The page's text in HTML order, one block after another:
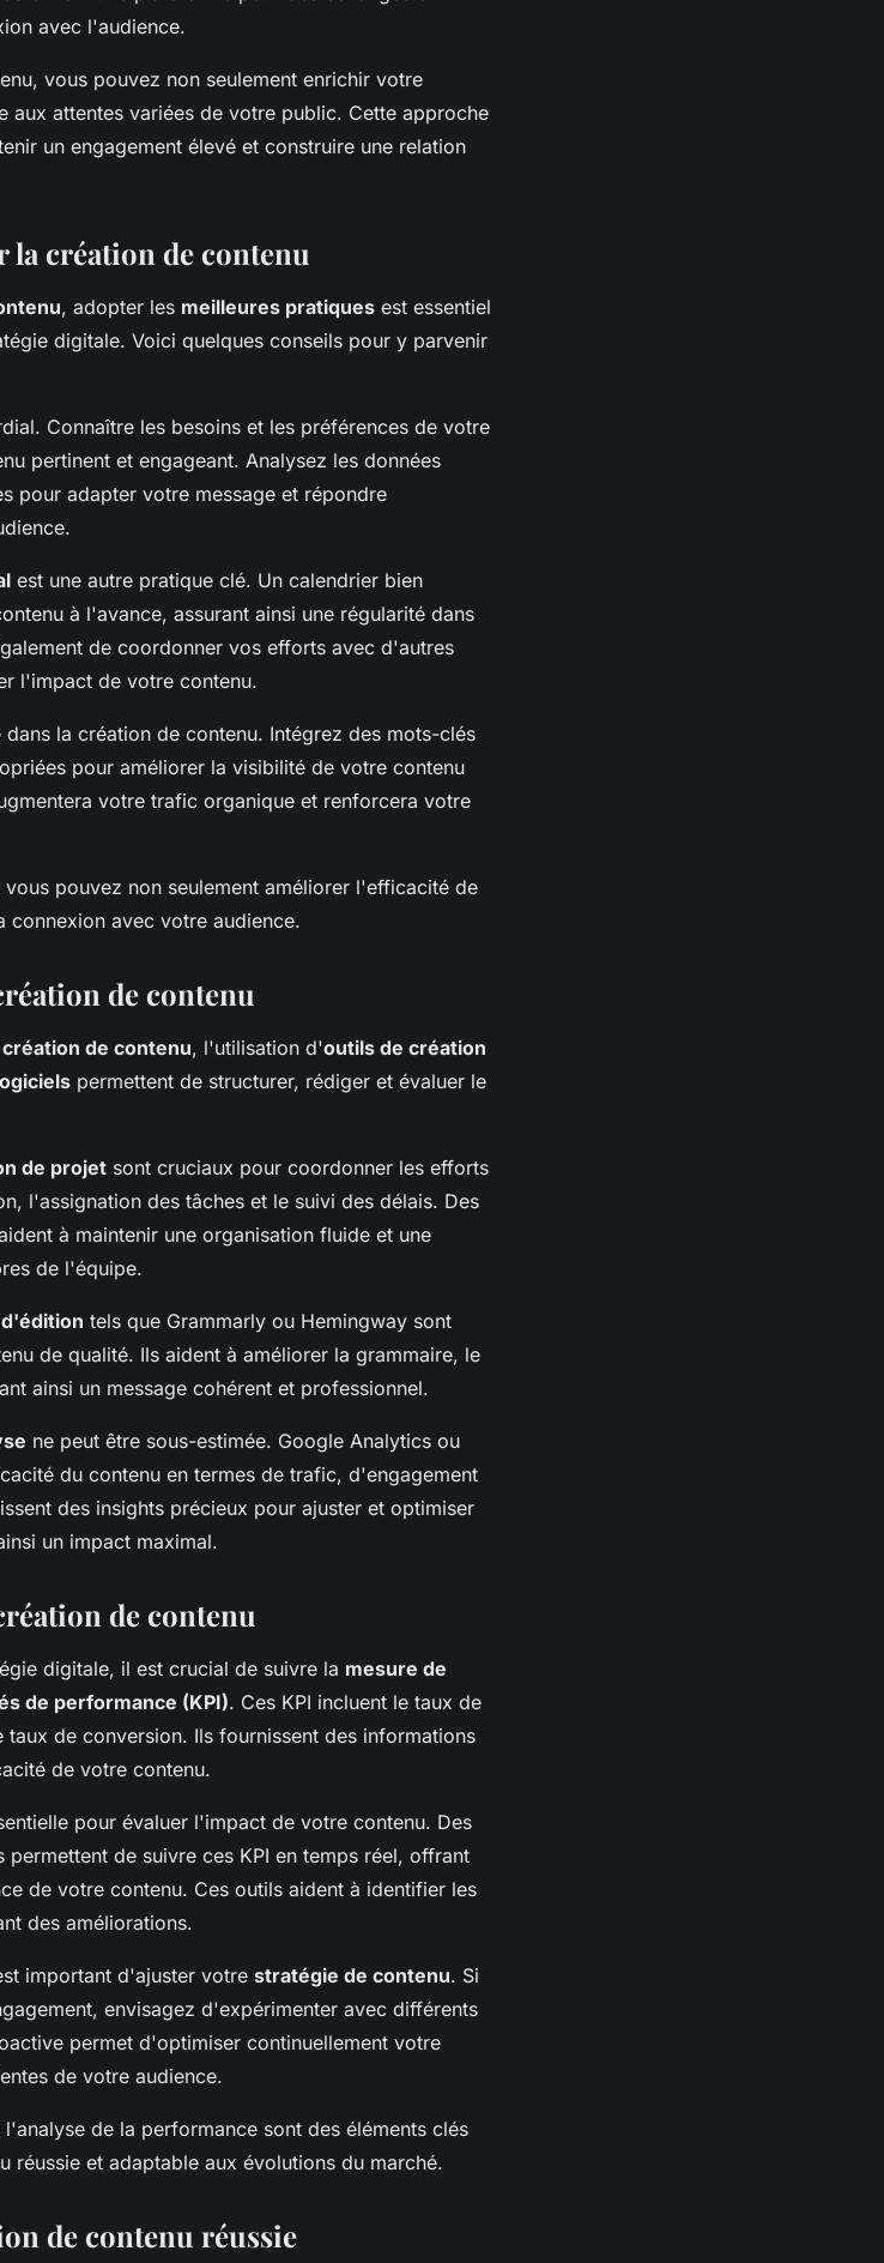
avec l'audience.
vous pouvez non seulement enrichir votre
aux attentes variées de votre public. Cette approche
un engagement élevé et construire une relation
création de contenu
, adopter les meilleures pratiques est essentiel
digitale. Voici quelques conseils pour y parvenir
Connaître les besoins et les préférences de votre
pertinent et engageant. Analysez les données
pour adapter votre message et répondre
est une autre pratique clé. Un calendrier bien
à l'avance, assurant ainsi une régularité dans
de coordonner vos efforts avec d'autres
l'impact de votre contenu.
dans la création de contenu. Intégrez des mots-clés
pour améliorer la visibilité de votre contenu
votre trafic organique et renforcera votre
vous pouvez non seulement améliorer l'efficacité de
connexion avec votre audience.
de contenu
création de contenu, l'utilisation d'outils de création
permettent de structurer, rédiger et évaluer le
de projet sont cruciaux pour coordonner les efforts
l'assignation des tâches et le suivi des délais. Des
à maintenir une organisation fluide et une
de l'équipe.
tels que Grammarly ou Hemingway sont
de qualité. Ils aident à améliorer la grammaire, le
ainsi un message cohérent et professionnel.
ne peut être sous-estimée. Google Analytics ou
du contenu en termes de trafic, d'engagement
des insights précieux pour ajuster et optimiser
un impact maximal.
de contenu
digitale, il est crucial de suivre la mesure de
de performance (KPI). Ces KPI incluent le taux de
de conversion. Ils fournissent des informations
de votre contenu.
pour évaluer l'impact de votre contenu. Des
de suivre ces KPI en temps réel, offrant
de votre contenu. Ces outils aident à identifier les
des améliorations.
important d'ajuster votre stratégie de contenu. Si
envisagez d'expérimenter avec différents
permet d'optimiser continuellement votre
de votre audience.
l'analyse de la performance sont des éléments clés
réussie et adaptable aux évolutions du marché.
de contenu réussie